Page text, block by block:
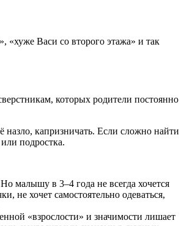
Васи со второго этажа» и так
которых родители постоянно
назло, капризничать. Если сложно найти
подростка.
малышу в 3–4 года не всегда хочется
не хочет самостоятельно одеваться,
«взрослости» и значимости лишает